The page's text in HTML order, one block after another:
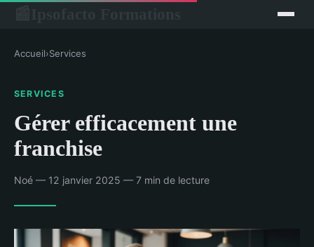
Accueil›Services
SERVICES
Gérer efficacement une
franchise
Noé — 12 janvier 2025 — 7 min de lecture